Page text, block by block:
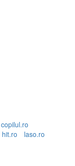
copilul.ro
hit.ro
laso.ro